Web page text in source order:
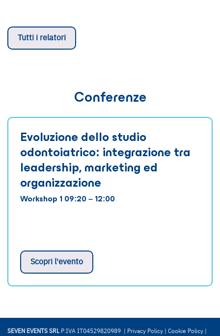
Tutti i relatori
Conferenze
Evoluzione dello studio
odontoiatrico: integrazione tra
leadership, marketing ed
organizzazione
Workshop 1 09:20 – 12:00
Scopri l'evento
SEVEN EVENTS SRL P.IVA IT04529820989 | Privacy Policy Cookie Policy